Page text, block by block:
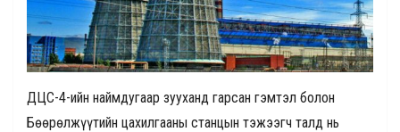
ДЦС-4-ийн наймдугаар зууханд гарсан гэмтэл болон
Бөөрөлжүүтийн цахилгааны станцын тэжээгч талд нь